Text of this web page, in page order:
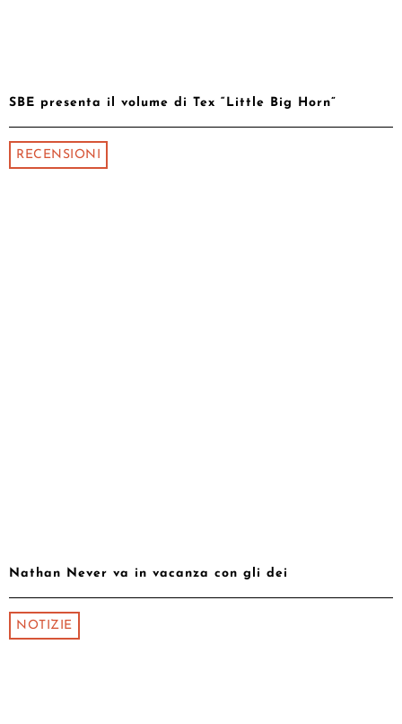
SBE presenta il volume di Tex “Little Big Horn”
RECENSIONI
Nathan Never va in vacanza con gli dei
NOTIZIE